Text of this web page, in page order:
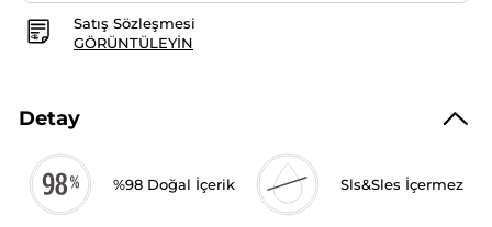
Satış Sözleşmesi
GÖRÜNTÜLEYIN
Detay
%98 Doğal İçerik Sls&Sles İçermez